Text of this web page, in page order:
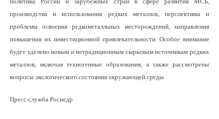
производства и использования редких металлов, перспективы и
проблемы освоения редкометалльных месторождений, направления
повышения их инвестиционной привлекательности. Особое внимание
будет уделено новым и нетрадиционным сырьевым источникам редких
металлов, включая техногенные образования, а также рассмотрены
вопросы экологического состояния окружающей среды.
Пресс-служба Роснедр